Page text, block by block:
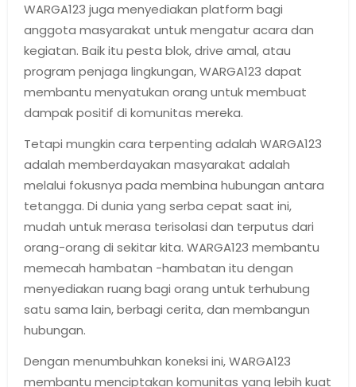
WARGA123 juga menyediakan platform bagi
anggota masyarakat untuk mengatur acara dan
kegiatan. Baik itu pesta blok, drive amal, atau
program penjaga lingkungan, WARGA123 dapat
membantu menyatukan orang untuk membuat
dampak positif di komunitas mereka.
Tetapi mungkin cara terpenting adalah WARGA123
adalah memberdayakan masyarakat adalah
melalui fokusnya pada membina hubungan antara
tetangga. Di dunia yang serba cepat saat ini,
mudah untuk merasa terisolasi dan terputus dari
orang-orang di sekitar kita. WARGA123 membantu
memecah hambatan -hambatan itu dengan
menyediakan ruang bagi orang untuk terhubung
satu sama lain, berbagi cerita, dan membangun
hubungan.
Dengan menumbuhkan koneksi ini, WARGA123
membantu menciptakan komunitas yang lebih kuat